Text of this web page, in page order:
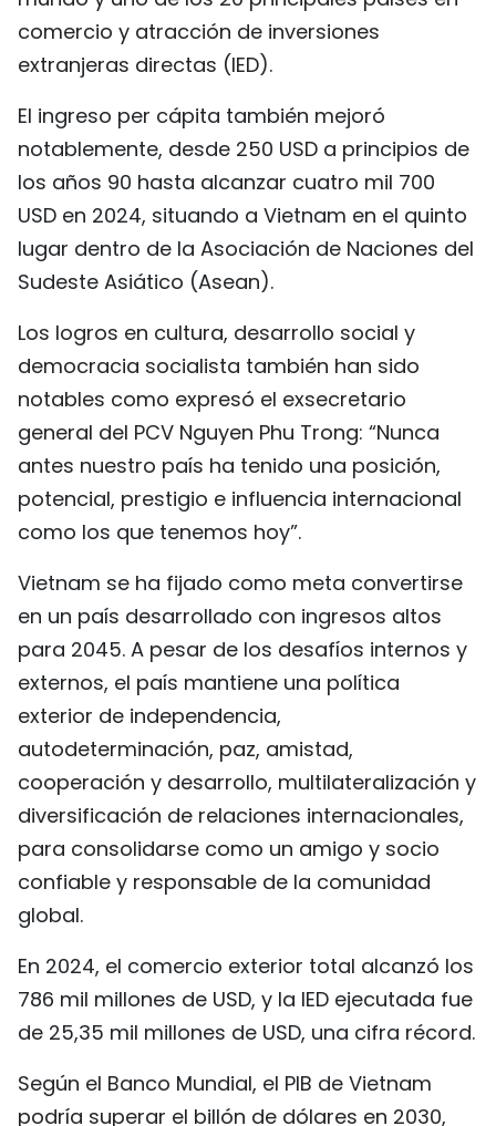
comercio y atracción de inversiones
extranjeras directas (IED).
El ingreso per cápita también mejoró
notablemente, desde 250 USD a principios de
los años 90 hasta alcanzar cuatro mil 700
USD en 2024, situando a Vietnam en el quinto
lugar dentro de la Asociación de Naciones del
Sudeste Asiático (Asean).
Los logros en cultura, desarrollo social y
democracia socialista también han sido
notables como expresó el exsecretario
general del PCV Nguyen Phu Trong: “Nunca
antes nuestro país ha tenido una posición,
potencial, prestigio e influencia internacional
como los que tenemos hoy”.
Vietnam se ha fijado como meta convertirse
en un país desarrollado con ingresos altos
para 2045. A pesar de los desafíos internos y
externos, el país mantiene una política
exterior de independencia,
autodeterminación, paz, amistad,
cooperación y desarrollo, multilateralización y
diversificación de relaciones internacionales,
para consolidarse como un amigo y socio
confiable y responsable de la comunidad
global.
En 2024, el comercio exterior total alcanzó los
786 mil millones de USD, y la IED ejecutada fue
de 25,35 mil millones de USD, una cifra récord.
Según el Banco Mundial, el PIB de Vietnam
podría superar el billón de dólares en 2030,